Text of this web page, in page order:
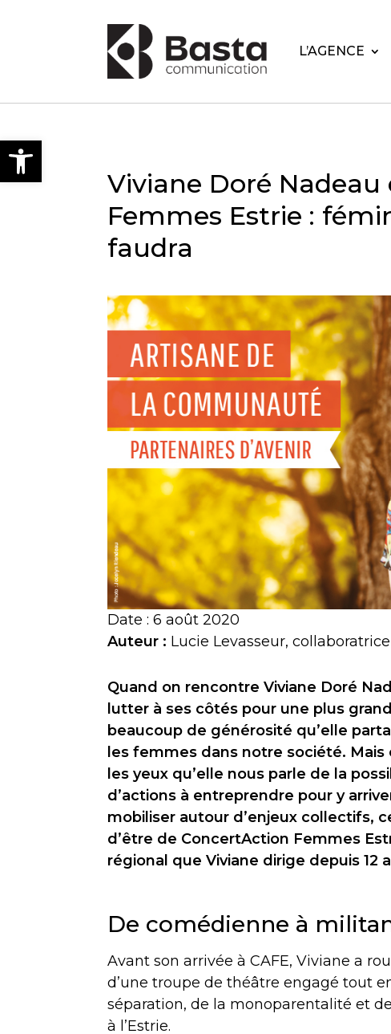
Open toolbar
L’AGENCE
Viviane Doré
Femmes Estrie :
faudra
Date : 6 août 2020
Auteur : Lucie Levasseur, collaboratrice
Quand on rencontre Viviane Doré
lutter à ses côtés pour une plus
beaucoup de générosité qu’elle
les femmes dans notre société.
les yeux qu’elle nous parle de la
d’actions à entreprendre pour y
mobiliser autour d’enjeux collectifs,
d’être de ConcertAction Femmes
régional que Viviane dirige depuis 12
De comédienne à
Avant son arrivée à CAFE, Viviane a
d’une troupe de théâtre engagé tout
séparation, de la monoparentalité et
à l’Estrie.